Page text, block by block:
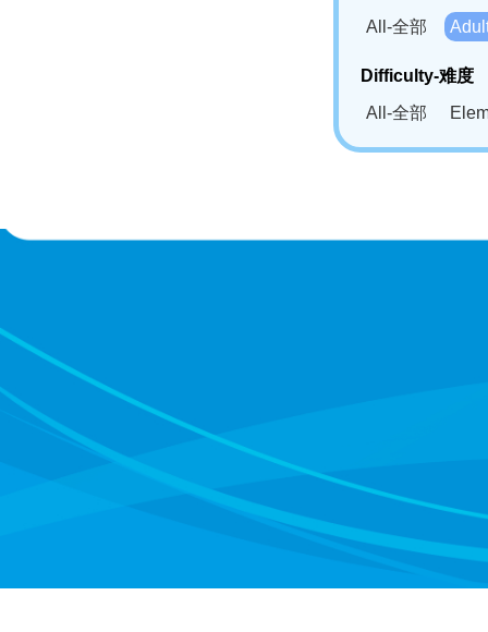
All-全部
Difficulty-难度
All-全部